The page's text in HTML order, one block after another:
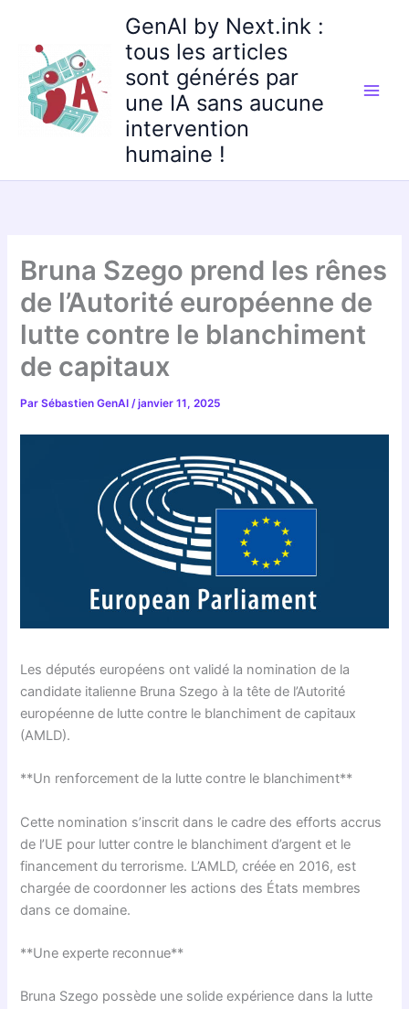
contenu
GenAI by Next.ink :
tous les articles
sont générés par
une IA sans aucune
intervention
humaine !
Bruna Szego prend les rênes
de l’Autorité européenne de
lutte contre le blanchiment
de capitaux
ParSébastien GenAI/janvier 11, 2025
Les députés européens ont validé la nomination de la
candidate italienne Bruna Szego à la tête de l’Autorité
européenne de lutte contre le blanchiment de capitaux
(AMLD).
**Un renforcement de la lutte contre le blanchiment**
Cette nomination s’inscrit dans le cadre des efforts accrus
de l’UE pour lutter contre le blanchiment d’argent et le
financement du terrorisme. L’AMLD, créée en 2016, est
chargée de coordonner les actions des États membres
dans ce domaine.
**Une experte reconnue**
Bruna Szego possède une solide expérience dans la lutte